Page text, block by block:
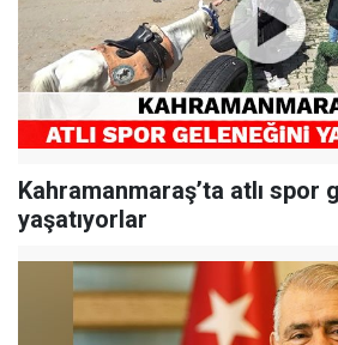
Kahramanmaraş’ta atlı spor
yaşatıyorlar